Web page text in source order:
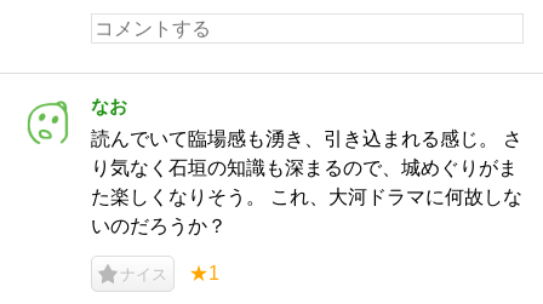
なお
読んでいて臨場感も湧き、引き込まれる感じ。 さ
り気なく石垣の知識も深まるので、城めぐりがま
た楽しくなりそう。 これ、大河ドラマに何故しな
いのだろうか？
ナイス ★1